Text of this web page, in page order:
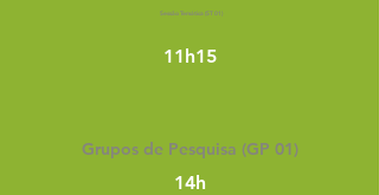
Sessão Temática (ST 01)
11h15
Grupos de Pesquisa (GP 01)
14h